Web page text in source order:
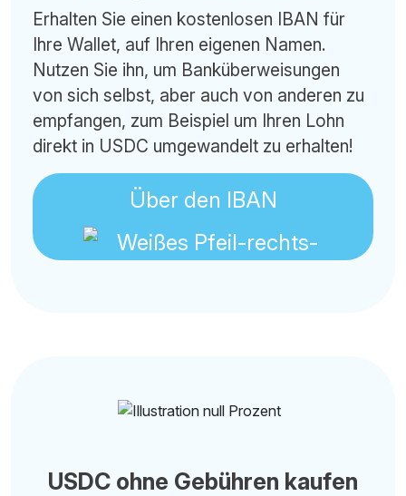
Erhalten Sie einen kostenlosen IBAN für
Ihre Wallet, auf Ihren eigenen Namen.
Nutzen Sie ihn, um Banküberweisungen
von sich selbst, aber auch von anderen zu
empfangen, zum Beispiel um Ihren Lohn
direkt in USDC umgewandelt zu erhalten!
Über den IBAN
USDC ohne Gebühren kaufen